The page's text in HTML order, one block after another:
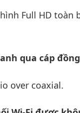
Full HD toàn
qua cáp
over coaxial.